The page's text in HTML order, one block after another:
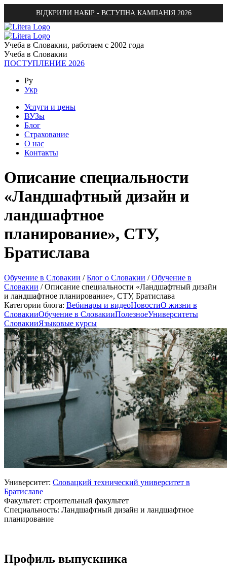
ВІДКРИЛИ НАБІР - ВСТУПНА КАМПАНІЯ 2026
Учеба в Словакии, работаем с 2002 года
Учеба в Словакии
ПОСТУПЛЕНИЕ 2026
Ру
Укр
Услуги и цены
ВУЗы
Блог
Страхование
О нас
Контакты
Описание специальности
«Ландшафтный дизайн и
ландшафтное
планирование», СТУ,
Братислава
Обучение в Словакии /Блог о Словакии /Обучение в
Словакии /Описание специальности «Ландшафтный дизайн
и ландшафтное планирование», СТУ, Братислава
Категории блога: Вебинары и видеоНовостиО жизни в
СловакииОбучение в СловакииПолезноеУниверситеты
СловакииЯзыковые курсы
Университет: Словацкий технический университет в
Братиславе
Факультет: строительный факультет
Специальность: Ландшафтный дизайн и ландшафтное
планирование
Профиль выпускника